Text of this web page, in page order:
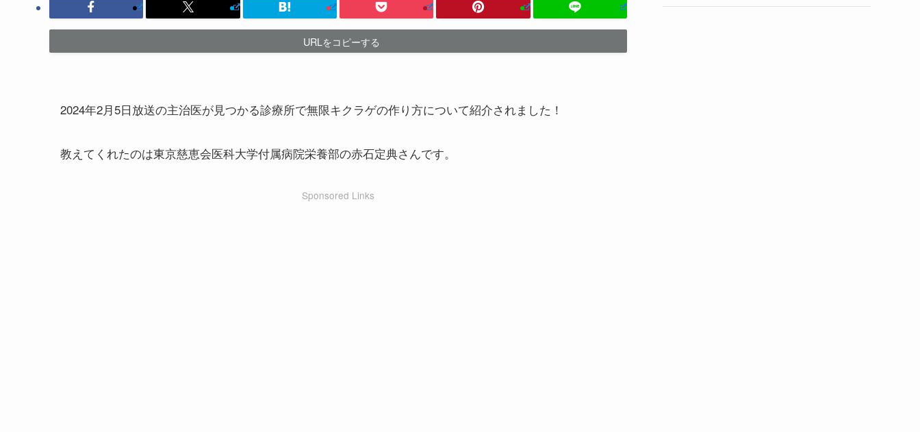
URLをコピーする
2024年2月5日放送の主治医が見つかる診療所で無限キクラゲの作り方について紹介されました！
教えてくれたのは東京慈恵会医科大学付属病院栄養部の赤石定典さんです。
Sponsored Links